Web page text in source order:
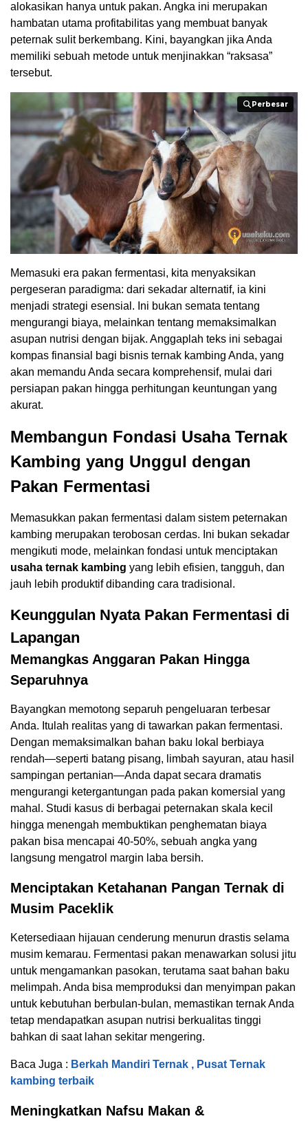
alokasikan hanya untuk pakan. Angka ini merupakan
hambatan utama profitabilitas yang membuat banyak
peternak sulit berkembang. Kini, bayangkan jika Anda
memiliki sebuah metode untuk menjinakkan “raksasa”
tersebut.
Perbesar
Perbesar
Memasuki era pakan fermentasi, kita menyaksikan
pergeseran paradigma: dari sekadar alternatif, ia kini
menjadi strategi esensial. Ini bukan semata tentang
mengurangi biaya, melainkan tentang memaksimalkan
asupan nutrisi dengan bijak. Anggaplah teks ini sebagai
kompas finansial bagi bisnis ternak kambing Anda, yang
akan memandu Anda secara komprehensif, mulai dari
persiapan pakan hingga perhitungan keuntungan yang
akurat.
Membangun Fondasi Usaha Ternak
Kambing yang Unggul dengan
Pakan Fermentasi
Memasukkan pakan fermentasi dalam sistem peternakan
kambing merupakan terobosan cerdas. Ini bukan sekadar
mengikuti mode, melainkan fondasi untuk menciptakan
usaha ternak kambing yang lebih efisien, tangguh, dan
jauh lebih produktif dibanding cara tradisional.
Keunggulan Nyata Pakan Fermentasi di
Lapangan
Memangkas Anggaran Pakan Hingga
Separuhnya
Bayangkan memotong separuh pengeluaran terbesar
Anda. Itulah realitas yang di tawarkan pakan fermentasi.
Dengan memaksimalkan bahan baku lokal berbiaya
rendah—seperti batang pisang, limbah sayuran, atau hasil
sampingan pertanian—Anda dapat secara dramatis
mengurangi ketergantungan pada pakan komersial yang
mahal. Studi kasus di berbagai peternakan skala kecil
hingga menengah membuktikan penghematan biaya
pakan bisa mencapai 40-50%, sebuah angka yang
langsung mengatrol margin laba bersih.
Menciptakan Ketahanan Pangan Ternak di
Musim Paceklik
Ketersediaan hijauan cenderung menurun drastis selama
musim kemarau. Fermentasi pakan menawarkan solusi jitu
untuk mengamankan pasokan, terutama saat bahan baku
melimpah. Anda bisa memproduksi dan menyimpan pakan
untuk kebutuhan berbulan-bulan, memastikan ternak Anda
tetap mendapatkan asupan nutrisi berkualitas tinggi
bahkan di saat lahan sekitar mengering.
Baca Juga : Berkah Mandiri Ternak , Pusat Ternak
kambing terbaik
Meningkatkan Nafsu Makan &